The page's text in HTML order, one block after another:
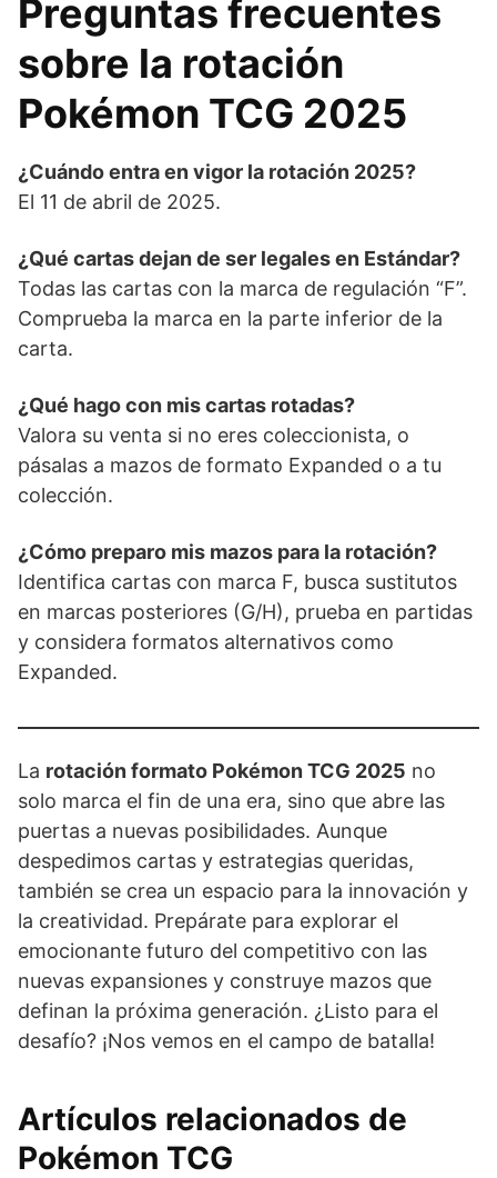
Preguntas frecuentes
sobre la rotación
Pokémon TCG 2025
¿Cuándo entra en vigor la rotación 2025?
El 11 de abril de 2025.
¿Qué cartas dejan de ser legales en Estándar?
Todas las cartas con la marca de regulación “F”.
Comprueba la marca en la parte inferior de la
carta.
¿Qué hago con mis cartas rotadas?
Valora su venta si no eres coleccionista, o
pásalas a mazos de formato Expanded o a tu
colección.
¿Cómo preparo mis mazos para la rotación?
Identifica cartas con marca F, busca sustitutos
en marcas posteriores (G/H), prueba en partidas
y considera formatos alternativos como
Expanded.
La rotación formato Pokémon TCG 2025 no
solo marca el fin de una era, sino que abre las
puertas a nuevas posibilidades. Aunque
despedimos cartas y estrategias queridas,
también se crea un espacio para la innovación y
la creatividad. Prepárate para explorar el
emocionante futuro del competitivo con las
nuevas expansiones y construye mazos que
definan la próxima generación. ¿Listo para el
desafío? ¡Nos vemos en el campo de batalla!
Artículos relacionados de
Pokémon TCG